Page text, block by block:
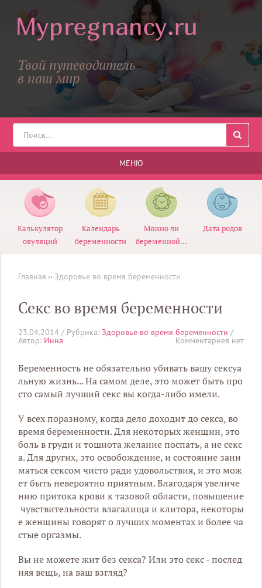
Твой путеводитель
в наш мир
МЕНЮ
Калькулятор
овуляций
Календарь
беременности
Можно ли
беременной...
Дата родов
Главная ›› Здоровье во время беременности
Секс во время беременности
23.04.2014 / Рубрика: Здоровье во время беременности /
Автор: Инна Комментариев нет
Беременностьнеобязательноубиватьвашусексуа
льную жизнь...Насамом деле, этоможетбытьпро
стосамый лучший сексвыкогда-либоимели.
Увсехпоразному,когдаделодоходитдосекса,во
времябеременности.Длянекоторыхженщин, это
больвгруди и тошнотажеланиепоспать,анесекс
а.Длядругих, этоосвобождение,и состояние зани
матьсясексом чисторади удовольствия,и этомож
етбытьневероятноприятным.Благодаряувеличе
нию притокакрови ктазовой области,повышение
чувствительности влагалищаи клитора,некоторы
еженщиныговорятолучшихмоментахи болееча
стыеоргазмы.
Вынеможетежитбез секса? Или этосекс-послед
няявещь,навашвзгляд?